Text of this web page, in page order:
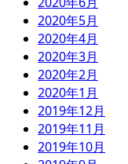
2020年5月
2020年4月
2020年3月
2020年2月
2020年1月
2019年12月
2019年11月
2019年10月